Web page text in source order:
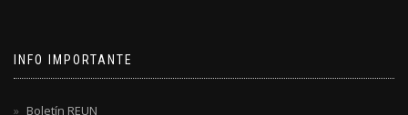
INFO IMPORTANTE
Boletín REUN